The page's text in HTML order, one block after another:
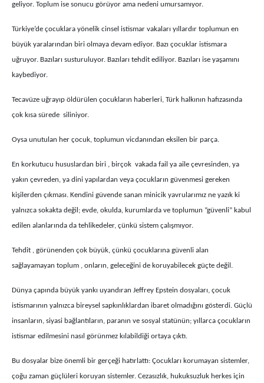
geliyor. Toplum ise sonucu görüyor ama nedeni umursamıyor.
Türkiye’de çocuklara yönelik cinsel istismar vakaları yıllardır toplumun en
büyük yaralarından biri olmaya devam ediyor. Bazı çocuklar istismara
uğruyor. Bazıları susturuluyor. Bazıları tehdit ediliyor. Bazıları ise yaşamını
kaybediyor.
Tecavüze uğrayıp öldürülen çocukların haberleri, Türk halkının hafızasında
çok kısa sürede siliniyor.
Oysa unutulan her çocuk, toplumun vicdanından eksilen bir parça.
En korkutucu hususlardan biri , birçok vakada fail ya aile çevresinden, ya
yakın çevreden, ya dini yapılardan veya çocukların güvenmesi gereken
kişilerden çıkması. Kendini güvende sanan minicik yavrularımız ne yazık ki
yalnızca sokakta değil; evde, okulda, kurumlarda ve toplumun “güvenli” kabul
edilen alanlarında da tehlikedeler, çünkü sistem çalışmıyor.
Tehdit , görünenden çok büyük, çünkü çocuklarına güvenli alan
sağlayamayan toplum , onların, geleceğini de koruyabilecek güçte değil.
Dünya çapında büyük yankı uyandıran Jeffrey Epstein dosyaları, çocuk
istismarının yalnızca bireysel sapkınlıklardan ibaret olmadığını gösterdi. Güçlü
insanların, siyasi bağlantıların, paranın ve sosyal statünün; yıllarca çocukların
istismar edilmesini nasıl görünmez kılabildiği ortaya çıktı.
Bu dosyalar bize önemli bir gerçeği hatırlattı: Çocukları korumayan sistemler,
çoğu zaman güçlüleri koruyan sistemler. Cezasızlık, hukuksuzluk herkes için